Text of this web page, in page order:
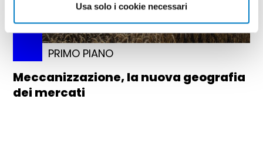
Usa solo i cookie necessari
PRIMO PIANO
Meccanizzazione, la nuova geografia
dei mercati